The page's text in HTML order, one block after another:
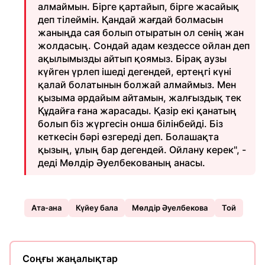
алмаймын. Бірге қартайып, бірге жасайық
деп тілеймін. Қандай жағдай болмасын
жаныңда сая болып отыратын ол сенің жан
жолдасың. Сондай адам кездессе ойлан деп
ақылымызды айтып қоямыз. Бірақ аузы
күйген үрлеп ішеді дегендей, ертеңгі күні
қалай болатынын болжай алмаймыз. Мен
қызыма әрдайым айтамын, жалғыздық тек
Құдайға ғана жарасады. Қазір екі қанатың
болып біз жүргесін онша білінбейді. Біз
кеткесін бәрі өзгереді деп. Болашақта
қызың, ұлың бар дегендей. Ойлану керек", -
деді Мөлдір Әуелбекованың анасы.
Ата-ана Күйеу бала Мөлдір Әуелбекова Той
Соңғы жаңалықтар